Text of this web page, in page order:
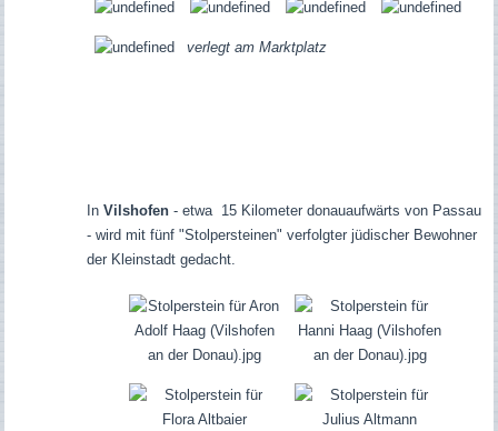
verlegt am Marktplatz
InVilshofen- etwa 15 Kilometer donauaufwärts von Passau
- wird mit fünf "Stolpersteinen" verfolgter jüdischer Bewohner
der Kleinstadt gedacht.